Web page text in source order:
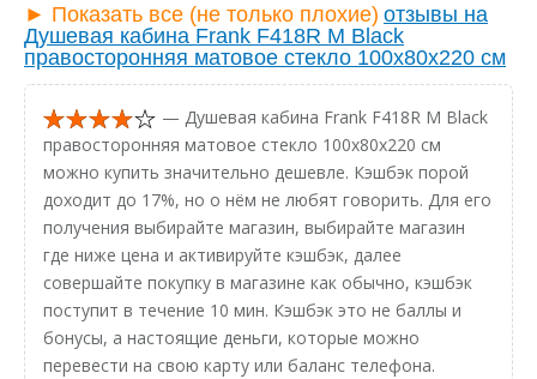
► Показать все (не только плохие) отзывы на
Душевая кабина Frank F418R М Black
правосторонняя матовое стекло 100х80х220 см
— Душевая кабина Frank F418R М Black
правосторонняя матовое стекло 100х80х220 см
можно купить значительно дешевле. Кэшбэк порой
доходит до 17%, но о нём не любят говорить. Для его
получения выбирайте магазин, выбирайте магазин
где ниже цена и активируйте кэшбэк, далее
совершайте покупку в магазине как обычно, кэшбэк
поступит в течение 10 мин. Кэшбэк это не баллы и
бонусы, а настоящие деньги, которые можно
перевести на свою карту или баланс телефона.